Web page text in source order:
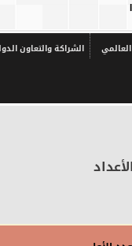
العالمي الشراكة والتعاون
الأعداد